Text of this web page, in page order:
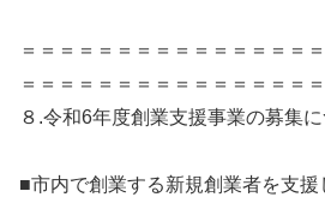
＝＝＝＝＝＝＝＝＝＝＝＝＝＝＝
＝＝＝＝＝＝＝＝＝＝＝＝＝＝＝
８.令和6年度創業支援事業の募集に
■市内で創業する新規創業者を支援